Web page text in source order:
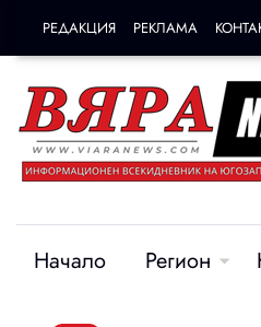
РЕДАКЦИЯ РЕКЛАМА
Начало Регион